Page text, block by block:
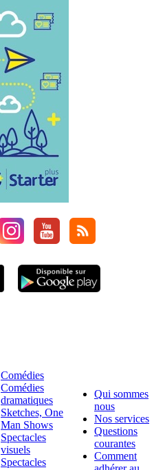
Comédies
Comédies
dramatiques
Sketches, One
Man Shows
Spectacles
visuels
Spectacles
Qui sommes
nous
Nos services
Questions
courantes
Comment